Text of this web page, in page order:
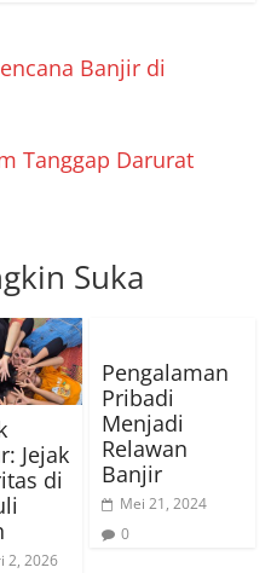
Banjir di
Tanggap Darurat
Suka
Jejak
di
2, 2026
Pengalaman
Pribadi
Menjadi
Relawan
Banjir
Mei 21, 2024
0